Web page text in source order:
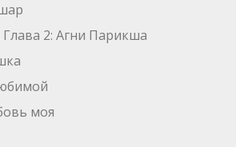
2: Агни Парикша
моя